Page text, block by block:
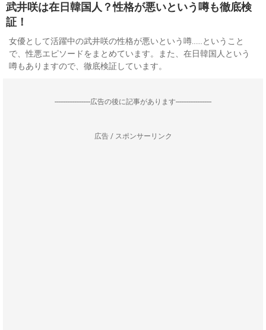
武井咲は在日韓国人？性格が悪いという噂も徹底検
証！
女優として活躍中の武井咲の性格が悪いという噂……ということ
で、性悪エピソードをまとめています。また、在日韓国人という
噂もありますので、徹底検証しています。
--------------------広告の後に記事があります--------------------
広告 / スポンサーリンク